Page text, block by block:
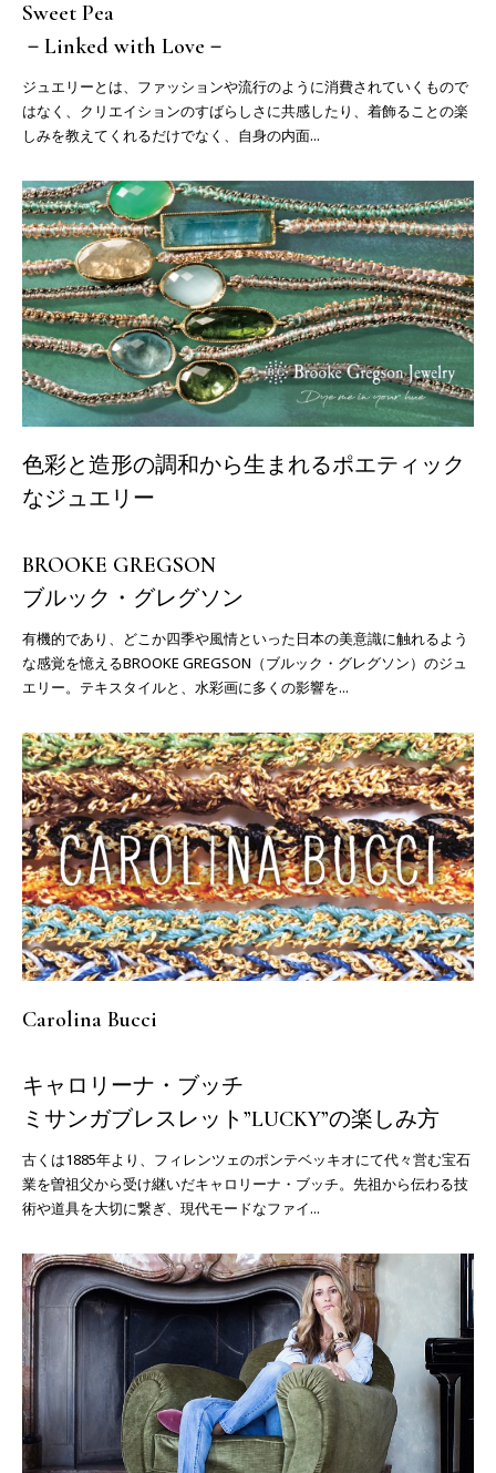
Sweet Pea
－Linked with Love－
ジュエリーとは、ファッションや流行のように消費されていくもので
はなく、クリエイションのすばらしさに共感したり、着飾ることの楽
しみを教えてくれるだけでなく、自身の内面...
色彩と造形の調和から生まれるポエティック
なジュエリー
BROOKE GREGSON
ブルック・グレグソン
有機的であり、どこか四季や風情といった日本の美意識に触れるよう
な感覚を憶えるBROOKE GREGSON（ブルック・グレグソン）のジュ
エリー。テキスタイルと、水彩画に多くの影響を...
Carolina Bucci
キャロリーナ・ブッチ
ミサンガブレスレット”LUCKY”の楽しみ方
古くは1885年より、フィレンツェのポンテベッキオにて代々営む宝石
業を曽祖父から受け継いだキャロリーナ・ブッチ。先祖から伝わる技
術や道具を大切に繋ぎ、現代モードなファイ...